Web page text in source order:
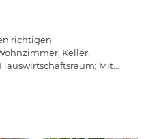
richtigen
Keller,
Mit…